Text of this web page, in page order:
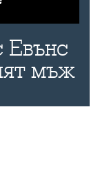
Евънс
мъж